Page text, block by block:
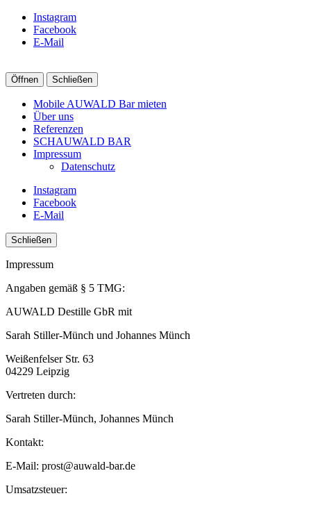
Instagram
Facebook
E-Mail
Öffnen Schließen
Mobile AUWALD Bar mieten
Über uns
Referenzen
SCHAUWALD BAR
Impressum
Datenschutz
Instagram
Facebook
E-Mail
Schließen
Impressum
Angaben gemäß § 5 TMG:
AUWALD Destille GbR mit
Sarah Stiller-Münch und Johannes Münch
Weißenfelser Str. 63
04229 Leipzig
Vertreten durch:
Sarah Stiller-Münch, Johannes Münch
Kontakt:
E-Mail: prost@auwald-bar.de
Umsatzsteuer: